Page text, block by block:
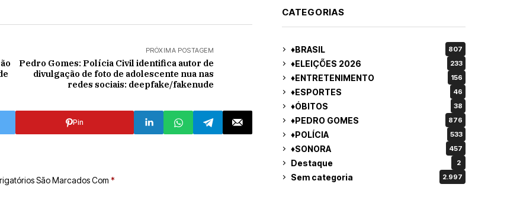
PRÓXIMA POSTAGEM
Pedro Gomes: Polícia Civil identifica autor de
divulgação de foto de adolescente nua nas
redes sociais: deepfake/fakenude
Pin
São Marcados Com *
CATEGORIAS
♦BRASIL 807
♦ELEIÇÕES 2026 233
♦ENTRETENIMENTO 156
♦ESPORTES 46
♦ÓBITOS 38
♦PEDRO GOMES 876
♦POLÍCIA 533
♦SONORA 457
Destaque 2
Sem categoria 2.997